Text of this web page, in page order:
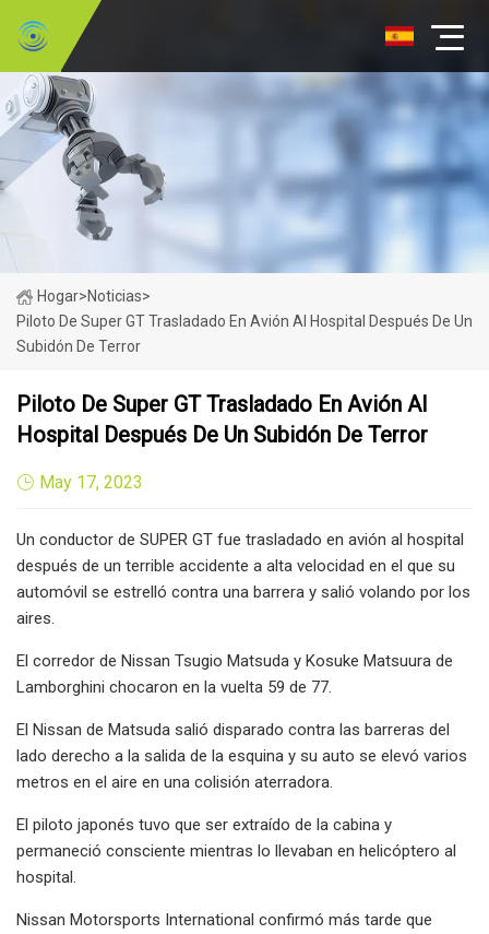
Hogar>Noticias>
Piloto De Super GT Trasladado En Avión Al Hospital Después De Un
Subidón De Terror
Piloto De Super GT Trasladado En Avión Al
Hospital Después De Un Subidón De Terror
May 17, 2023
Un conductor de SUPER GT fue trasladado en avión al hospital
después de un terrible accidente a alta velocidad en el que su
automóvil se estrelló contra una barrera y salió volando por los
aires.
El corredor de Nissan Tsugio Matsuda y Kosuke Matsuura de
Lamborghini chocaron en la vuelta 59 de 77.
El Nissan de Matsuda salió disparado contra las barreras del
lado derecho a la salida de la esquina y su auto se elevó varios
metros en el aire en una colisión aterradora.
El piloto japonés tuvo que ser extraído de la cabina y
permaneció consciente mientras lo llevaban en helicóptero al
hospital.
Nissan Motorsports International confirmó más tarde que